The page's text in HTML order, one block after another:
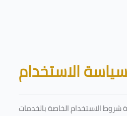
Blocks
سياسة الاستخدام
شروط الاستخدام الخاصة بالخدمات